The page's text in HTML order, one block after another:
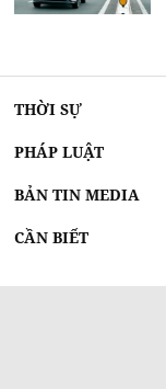
THỜI SỰ
PHÁP LUẬT
BẢN TIN MEDIA
CẦN BIẾT